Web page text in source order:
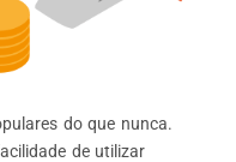
do que nunca.
de utilizar